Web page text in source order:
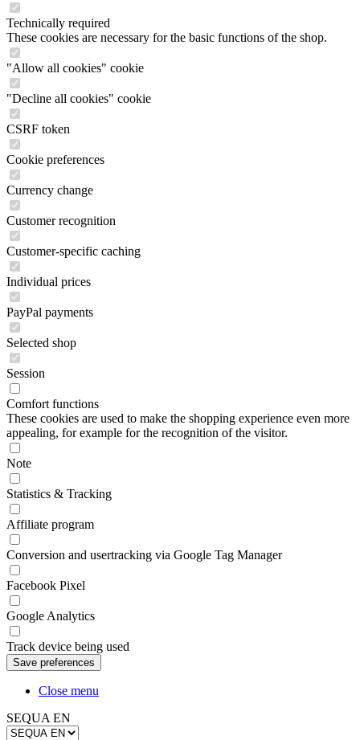
Technically required
These cookies are necessary for the basic functions of the shop.
"Allow all cookies" cookie
"Decline all cookies" cookie
CSRF token
Cookie preferences
Currency change
Customer recognition
Customer-specific caching
Individual prices
PayPal payments
Selected shop
Session
Comfort functions
These cookies are used to make the shopping experience even more
appealing, for example for the recognition of the visitor.
Note
Statistics & Tracking
Affiliate program
Conversion and usertracking via Google Tag Manager
Facebook Pixel
Google Analytics
Track device being used
Close menu
SEQUA EN